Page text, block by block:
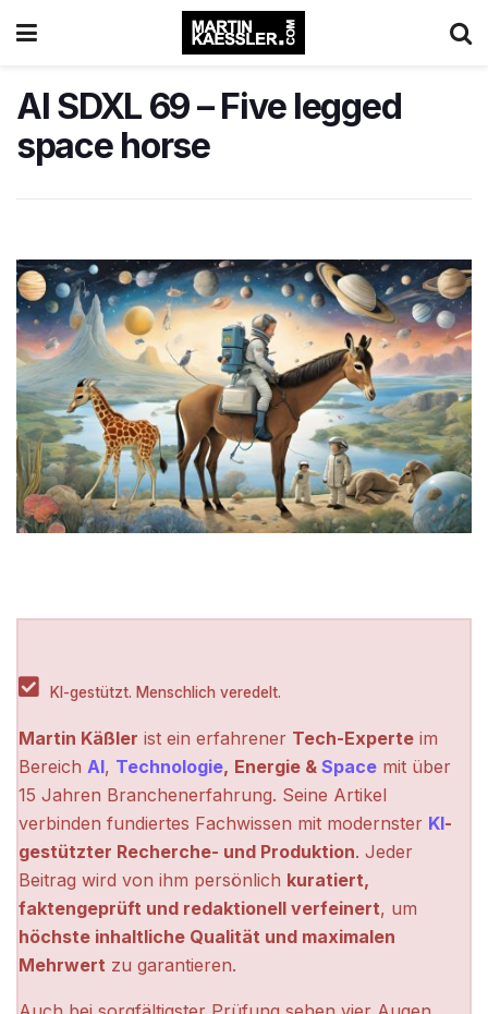
AI SDXL 69 – Five legged
space horse
KI-gestützt. Menschlich veredelt.
Martin Käßler ist ein erfahrener Tech-Experte im
Bereich AI, Technologie, Energie & Space mit über
15 Jahren Branchenerfahrung. Seine Artikel
verbinden fundiertes Fachwissen mit modernster KI-
gestützter Recherche- und Produktion. Jeder
Beitrag wird von ihm persönlich kuratiert,
faktengeprüft und redaktionell verfeinert, um
höchste inhaltliche Qualität und maximalen
Mehrwert zu garantieren.